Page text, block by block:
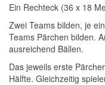
Ein Rechteck (36 x 18
Zwei Teams bilden, je
Teams Pärchen bilden.
ausreichend Bällen.
Das jeweils erste
Hälfte. Gleichzeitig